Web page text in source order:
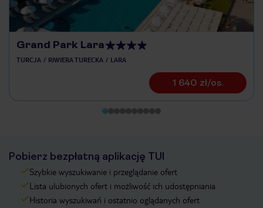
Grand Park Lara
TURCJA RIWIERA TURECKA LARA
1 640 zł/os.
Pobierz bezpłatną aplikację TUI
Szybkie wyszukiwanie i przeglądanie ofert
Lista ulubionych ofert i możliwość ich udostępniania
Historia wyszukiwań i ostatnio oglądanych ofert